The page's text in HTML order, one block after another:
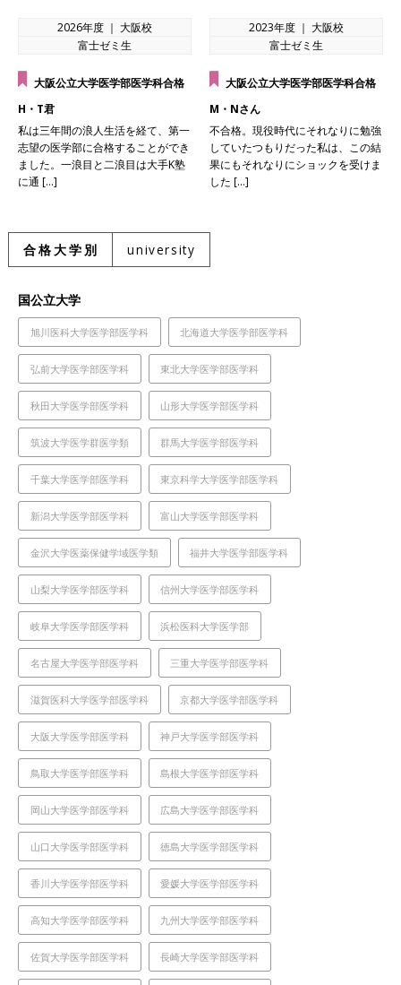
2026年度 ｜ 大阪校
富士ゼミ生
大阪公立大学医学部医学科合格
H・T君
私は三年間の浪人生活を経て、第一
志望の医学部に合格することができ
ました。一浪目と二浪目は大手K塾
に通 […]
2023年度 ｜ 大阪校
富士ゼミ生
大阪公立大学医学部医学科合格
M・Nさん
不合格。現役時代にそれなりに勉強
していたつもりだった私は、この結
果にもそれなりにショックを受けま
した […]
合格大学別 university
国公立大学
旭川医科大学医学部医学科 北海道大学医学部医学科
弘前大学医学部医学科 東北大学医学部医学科
秋田大学医学部医学科 山形大学医学部医学科
筑波大学医学群医学類 群馬大学医学部医学科
千葉大学医学部医学科 東京科学大学医学部医学科
新潟大学医学部医学科 富山大学医学部医学科
金沢大学医薬保健学域医学類 福井大学医学部医学科
山梨大学医学部医学科 信州大学医学部医学科
岐阜大学医学部医学科 浜松医科大学医学部
名古屋大学医学部医学科 三重大学医学部医学科
滋賀医科大学医学部医学科 京都大学医学部医学科
大阪大学医学部医学科 神戸大学医学部医学科
鳥取大学医学部医学科 島根大学医学部医学科
岡山大学医学部医学科 広島大学医学部医学科
山口大学医学部医学科 徳島大学医学部医学科
香川大学医学部医学科 愛媛大学医学部医学科
高知大学医学部医学科 九州大学医学部医学科
佐賀大学医学部医学科 長崎大学医学部医学科